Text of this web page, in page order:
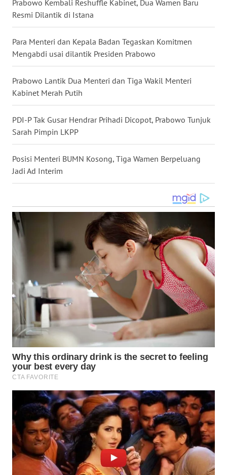
Prabowo Kembali Reshuffle Kabinet, Dua Wamen Baru
Resmi Dilantik di Istana
Para Menteri dan Kepala Badan Tegaskan Komitmen
Mengabdi usai dilantik Presiden Prabowo
Prabowo Lantik Dua Menteri dan Tiga Wakil Menteri
Kabinet Merah Putih
PDI-P Tak Gusar Hendrar Prihadi Dicopot, Prabowo Tunjuk
Sarah Pimpin LKPP
Posisi Menteri BUMN Kosong, Tiga Wamen Berpeluang
Jadi Ad Interim
WN
KALSEL
WN
KALTIM
WN
SULSEL
WN
GORONTALO
WN
SULUT
MALUKU
DAIRI
WN
DANAU
TOBA
WN
NIAS
WN
LANGKAT
WN
TAPANULI
SELATAN